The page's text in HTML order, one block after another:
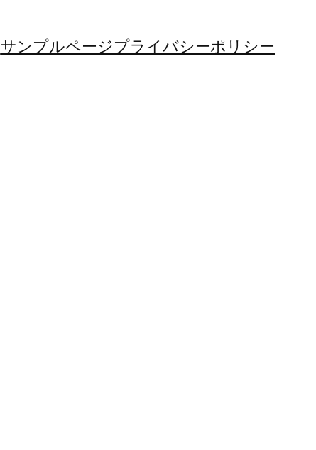
サンプルページプライバシーポリシー